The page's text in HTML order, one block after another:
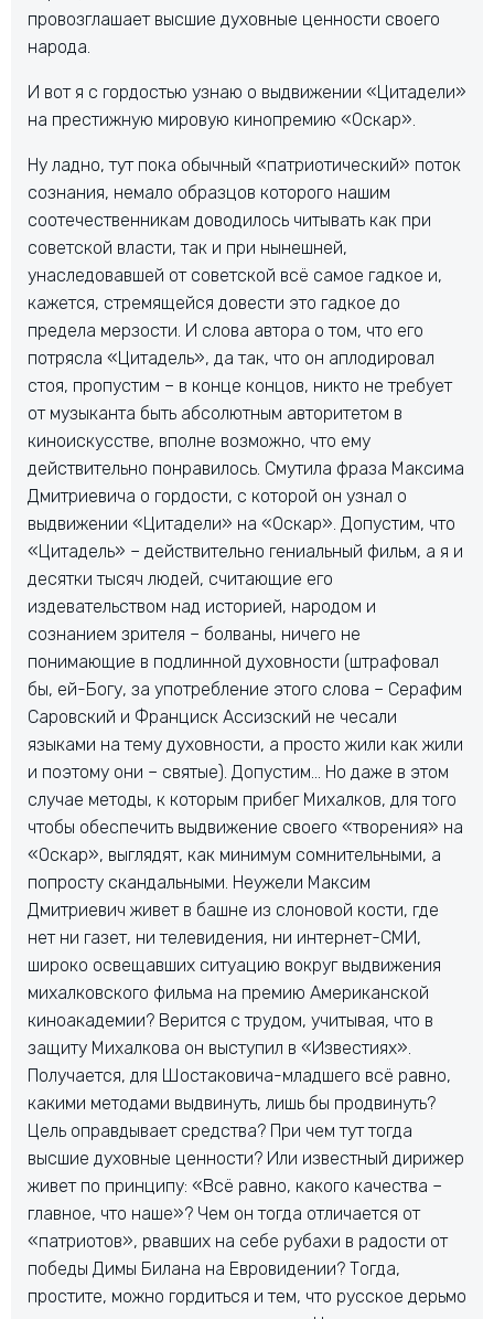
провозглашает высшие духовные ценности своего
народа.
И вот я с гордостью узнаю о выдвижении «Цитадели»
на престижную мировую кинопремию «Оскар».
Ну ладно, тут пока обычный «патриотический» поток
сознания, немало образцов которого нашим
соотечественникам доводилось читывать как при
советской власти, так и при нынешней,
унаследовавшей от советской всё самое гадкое и,
кажется, стремящейся довести это гадкое до
предела мерзости. И слова автора о том, что его
потрясла «Цитадель», да так, что он аплодировал
стоя, пропустим – в конце концов, никто не требует
от музыканта быть абсолютным авторитетом в
киноискусстве, вполне возможно, что ему
действительно понравилось. Смутила фраза Максима
Дмитриевича о гордости, с которой он узнал о
выдвижении «Цитадели» на «Оскар». Допустим, что
«Цитадель» – действительно гениальный фильм, а я и
десятки тысяч людей, считающие его
издевательством над историей, народом и
сознанием зрителя – болваны, ничего не
понимающие в подлинной духовности (штрафовал
бы, ей-Богу, за употребление этого слова – Серафим
Саровский и Франциск Ассизский не чесали
языками на тему духовности, а просто жили как жили
и поэтому они – святые). Допустим… Но даже в этом
случае методы, к которым прибег Михалков, для того
чтобы обеспечить выдвижение своего «творения» на
«Оскар», выглядят, как минимум сомнительными, а
попросту скандальными. Неужели Максим
Дмитриевич живет в башне из слоновой кости, где
нет ни газет, ни телевидения, ни интернет-СМИ,
широко освещавших ситуацию вокруг выдвижения
михалковского фильма на премию Американской
киноакадемии? Верится с трудом, учитывая, что в
защиту Михалкова он выступил в «Известиях».
Получается, для Шостаковича-младшего всё равно,
какими методами выдвинуть, лишь бы продвинуть?
Цель оправдывает средства? При чем тут тогда
высшие духовные ценности? Или известный дирижер
живет по принципу: «Всё равно, какого качества –
главное, что наше»? Чем он тогда отличается от
«патриотов», рвавших на себе рубахи в радости от
победы Димы Билана на Евровидении? Тогда,
простите, можно гордиться и тем, что русское дерьмо